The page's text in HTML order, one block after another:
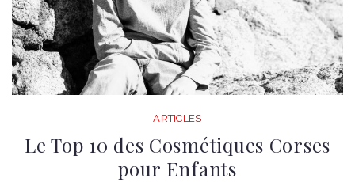
ARTICLES
Le Top 10 des Cosmétiques Corses
pour Enfants